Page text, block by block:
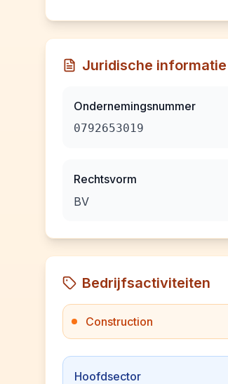
Juridische informatie
Ondernemingsnummer
0792653019
Rechtsvorm
BV
Bedrijfsactiviteiten
Construction
Hoofdsector